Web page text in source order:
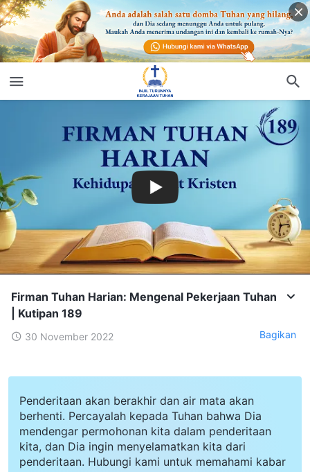
Firman Tuhan Harian: Mengenal Pekerjaan Tuhan
| Kutipan 189
30 November 2022 Bagikan
Penderitaan akan berakhir dan air mata akan
berhenti. Percayalah kepada Tuhan bahwa Dia
mendengar permohonan kita dalam penderitaan
kita, dan Dia ingin menyelamatkan kita dari
penderitaan. Hubungi kami untuk memahami kabar